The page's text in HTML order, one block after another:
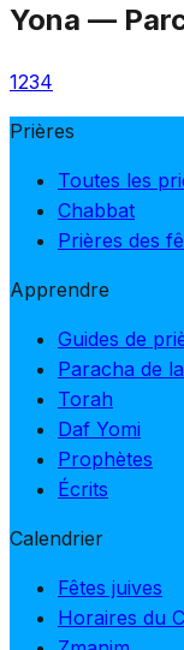
Yona —
1234
Prières
Toutes les
Chabbat
Prières des
Apprendre
Guides de
Paracha de
Torah
Daf Yomi
Prophètes
Écrits
Calendrier
Fêtes juives
Horaires du